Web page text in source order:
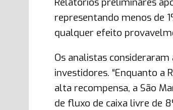
representando menos de
qualquer efeito
Os analistas
investidores. “Enquanto a
alta recompensa, a São
de fluxo de caixa livre de